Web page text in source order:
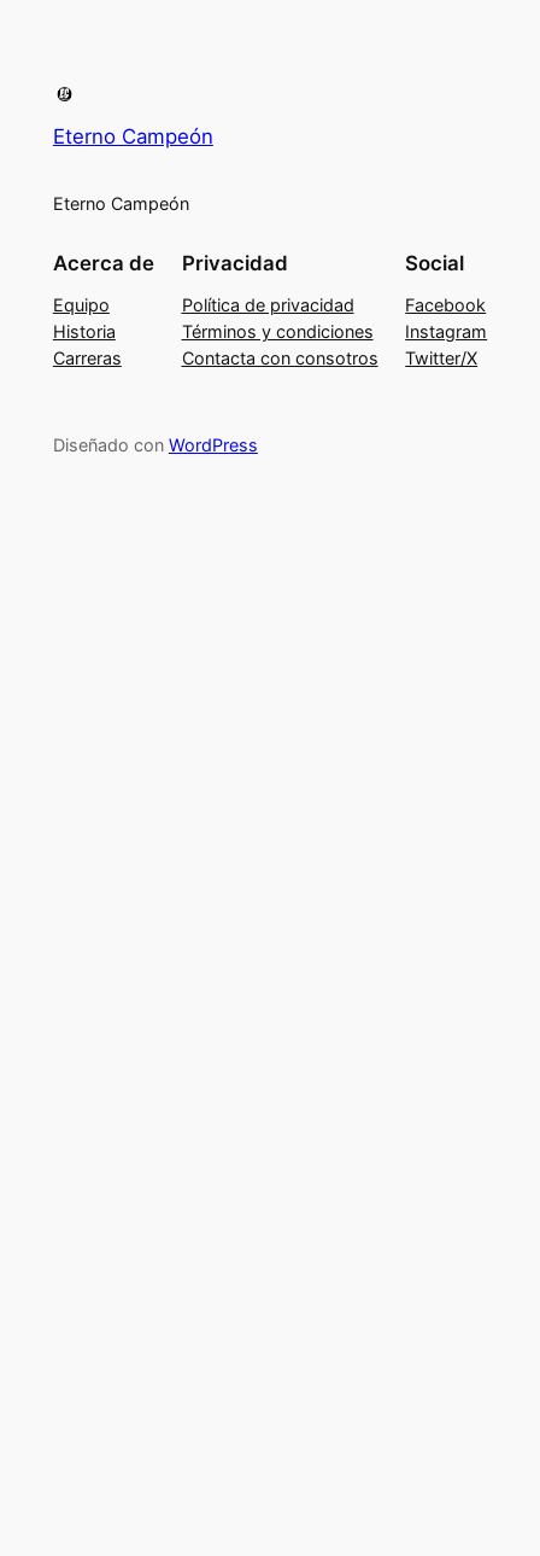
Eterno Campeón
Eterno Campeón
Acerca de
Equipo
Historia
Carreras
Privacidad
Política de privacidad
Términos y condiciones
Contacta con consotros
Social
Facebook
Instagram
Twitter/X
Diseñado con WordPress